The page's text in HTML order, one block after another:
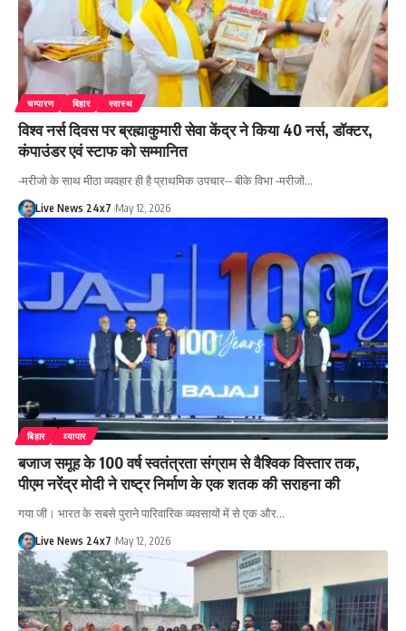
चम्पारण बिहार स्वास्थ
विश्व नर्स दिवस पर ब्रह्माकुमारी सेवा केंद्र ने किया 40 नर्स, डॉक्टर,
कंपाउंडर एवं स्टाफ को सम्मानित
-मरीजो के साथ मीठा व्यवहार ही है प्राथमिक उपचार-- बीके विभा -मरीजों…
Live News 24x7 May 12, 2026
बिहार व्यापार
बजाज समूह के 100 वर्ष स्वतंत्रता संग्राम से वैश्विक विस्तार तक,
पीएम नरेंद्र मोदी ने राष्ट्र निर्माण के एक शतक की सराहना की
गया जी। भारत के सबसे पुराने पारिवारिक व्यवसायों में से एक और…
Live News 24x7 May 12, 2026